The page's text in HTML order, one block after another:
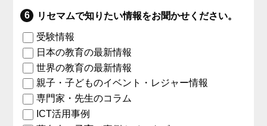
リセマムで知りたい情報をお聞かせください。
受験情報
日本の教育の最新情報
世界の教育の最新情報
親子・子どものイベント・レジャー情報
専門家・先生のコラム
ICT活用事例